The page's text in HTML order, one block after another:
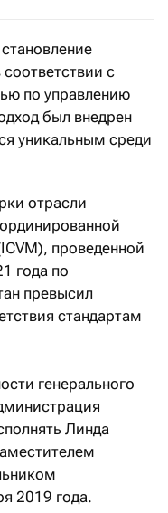
с
по управлению
был внедрен
уникальным среди
отрасли
проведенной
года по
превысил
стандартам
генерального
Линда
2019 года.